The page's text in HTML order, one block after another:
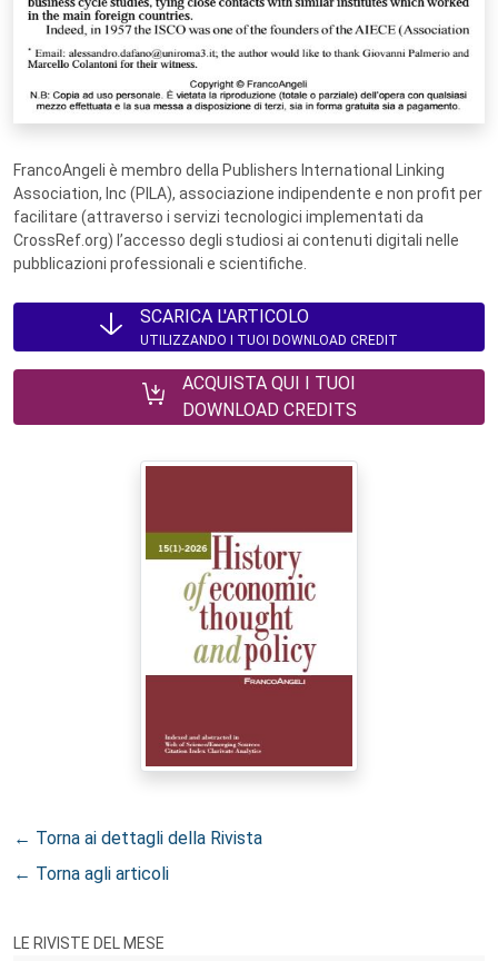
FrancoAngeli è membro della Publishers International Linking
Association, Inc (PILA), associazione indipendente e non profit per
facilitare (attraverso i servizi tecnologici implementati da
CrossRef.org) l’accesso degli studiosi ai contenuti digitali nelle
pubblicazioni professionali e scientifiche.
SCARICA L'ARTICOLO
UTILIZZANDO I TUOI DOWNLOAD CREDIT
ACQUISTA QUI I TUOI
DOWNLOAD CREDITS
← Torna ai dettagli della Rivista
← Torna agli articoli
LE RIVISTE DEL MESE